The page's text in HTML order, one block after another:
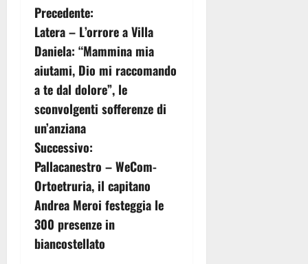
N
a
v
i
g
a
z
i
o
Precedente:
Latera – L’orrore a Villa
Daniela: “Mammina mia
aiutami, Dio mi raccomando
a te dal dolore”, le
sconvolgenti sofferenze di
un’anziana
Successivo:
Pallacanestro – WeCom-
Ortoetruria, il capitano
Andrea Meroi festeggia le
300 presenze in
biancostellato